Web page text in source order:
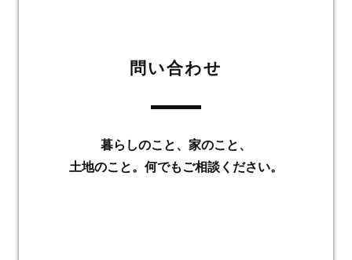
問い合わせ
暮らしのこと、家のこと、
土地のこと。何でもご相談ください。